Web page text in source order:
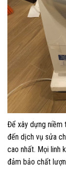
Để xây dựng niềm
đến dịch vụ sửa
cao nhất. Mọi linh
đảm bảo chất